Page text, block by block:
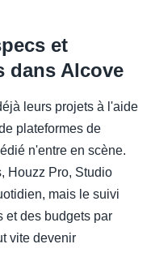
et
dans Alcove
leurs projets à l'aide
plateformes de
n'entre en scène.
Houzz Pro, Studio
mais le suivi
et des budgets par
vite devenir